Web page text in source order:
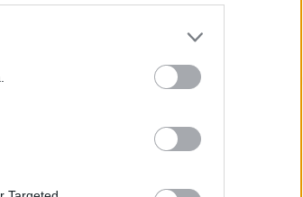
meg a kiállításon
(OKTV) legjobb pályaműveit bemutató
tárgyalkotó- és szellemi kultúrája volt.
ábrázoljanak, megformáljanak valamit a
képző- és fotóművészeti munkák,